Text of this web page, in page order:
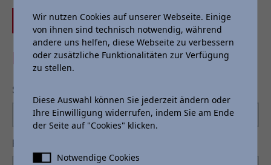
Jetzt Anfragen
PROBEFAHRT
Standort
Wir nutzen Cookies auf unserer Webseite. Einige
von ihnen sind technisch notwendig, während
andere uns helfen, diese Webseite zu verbessern
oder zusätzliche Funktionalitäten zur Verfügung
zu stellen.
Diese Auswahl können Sie jederzeit ändern oder
Ihre Einwilligung widerrufen, indem Sie am Ende
der Seite auf "Cookies" klicken.
Notwendige Cookies